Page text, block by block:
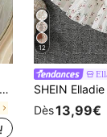
12
Dès13,99€